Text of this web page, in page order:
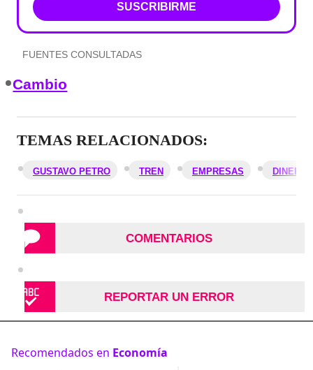
SUSCRIBIRME
FUENTES CONSULTADAS
Cambio
TEMAS RELACIONADOS:
GUSTAVO PETRO TREN EMPRESAS DINERO
COMENTARIOS
REPORTAR UN ERROR
Recomendados en Economía